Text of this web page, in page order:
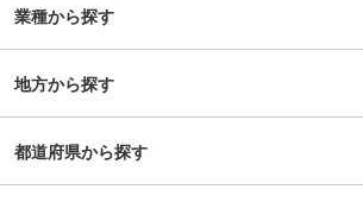
社の定める業務
し、形鋼・棒鋼といった建設用鋼材を中心に社会
基盤・産業基盤を支える鉄鋼製品を幅広く社会に
提供しています。当社製品はビルやマンション、
れ、私たちの暮らしを取り巻く様々な場面で使用
庫・岡山）と全国を効率的にカバーし、形鋼（H
形鋼・溝形鋼・等辺山形鋼・不等辺山形鋼等）、
棒鋼ともに幅広い商品ラインナップで高シェアを
業種から探す
地方から探す
都道府県から探す